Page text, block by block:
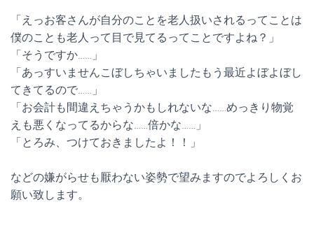
「えっお客さんが自分のことを老人扱いされるってことは
僕のことも老人って目で見てるってことですよね？」
「そうですか……」
「あっすいませんこぼしちゃいましたもう最近よぼよぼし
てきてるので……」
「お会計も間違えちゃうかもしれないな……めっきり物覚
えも悪くなってるからな……倍かな……」
「とろみ、つけておきましたよ！！」
などの嫌がらせも厭わない姿勢で望みますのでよろしくお
願い致します。